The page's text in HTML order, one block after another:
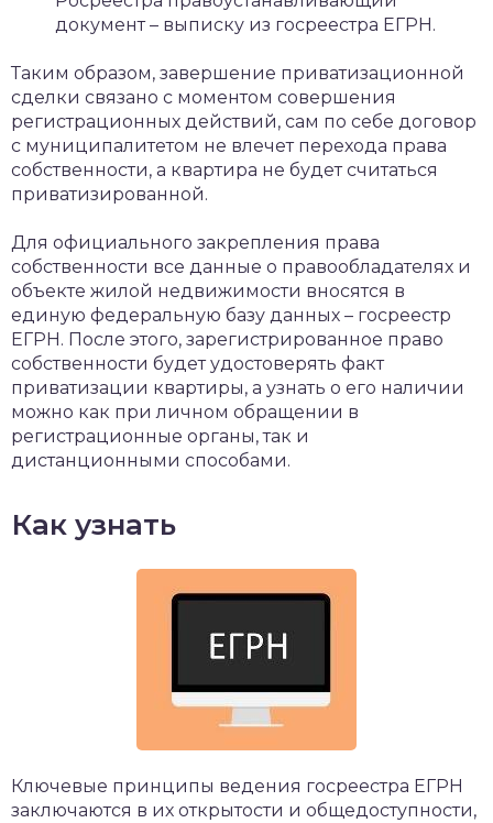
документ – выписку из госреестра ЕГРН.
Таким образом, завершение приватизационной
сделки связано с моментом совершения
регистрационных действий, сам по себе договор
с муниципалитетом не влечет перехода права
собственности, а квартира не будет считаться
приватизированной.
Для официального закрепления права
собственности все данные о правообладателях и
объекте жилой недвижимости вносятся в
единую федеральную базу данных – госреестр
ЕГРН. После этого, зарегистрированное право
собственности будет удостоверять факт
приватизации квартиры, а узнать о его наличии
можно как при личном обращении в
регистрационные органы, так и
дистанционными способами.
Как узнать
Ключевые принципы ведения госреестра ЕГРН
заключаются в их открытости и общедоступности,